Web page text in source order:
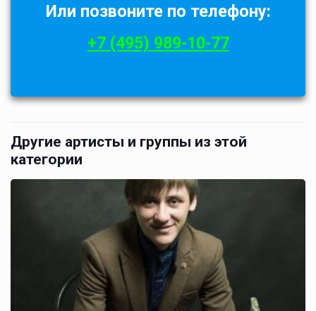
Или позвоните по телефону:
+7 (495) 989-10-77
Другие артисты и группы из этой
категории